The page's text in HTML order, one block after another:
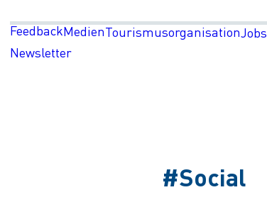
FeedbackMedienTourismusorganisationJobs
Newsletter
#Social